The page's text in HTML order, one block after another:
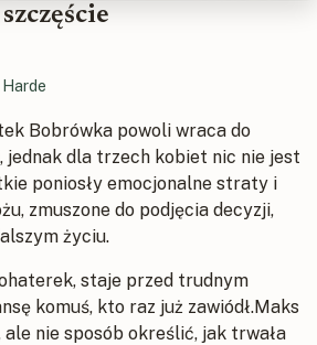
Bobrówka powoli wraca do
jednak dla trzech kobiet nic nie jest
poniosły emocjonalne straty i
zmuszone do podjęcia decyzji,
życiu.
staje przed trudnym
komuś, kto raz już zawiódł.Maks
ale nie sposób określić, jak trwała